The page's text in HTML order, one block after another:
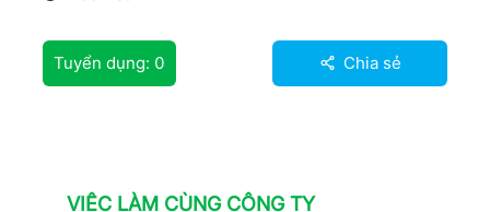
Tuyển dụng: 0 Chia sẻ
VIỆC LÀM CÙNG CÔNG TY